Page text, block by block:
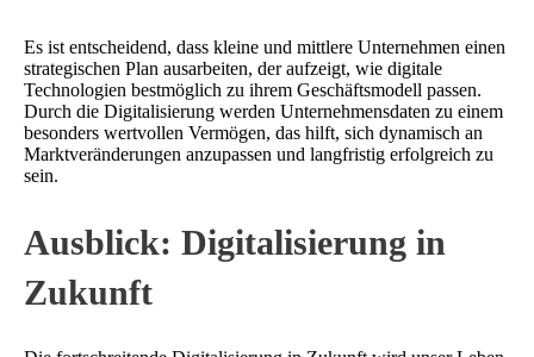
Es ist entscheidend, dass kleine und mittlere Unternehmen einen
strategischen Plan ausarbeiten, der aufzeigt, wie digitale
Technologien bestmöglich zu ihrem Geschäftsmodell passen.
Durch die Digitalisierung werden Unternehmensdaten zu einem
besonders wertvollen Vermögen, das hilft, sich dynamisch an
Marktveränderungen anzupassen und langfristig erfolgreich zu
sein.
Ausblick: Digitalisierung in
Zukunft